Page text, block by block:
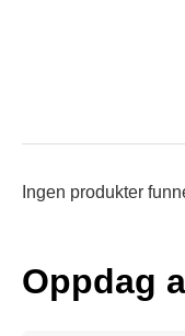
Ingen produkter
Oppdag